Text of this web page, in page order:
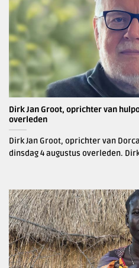
Dirk Jan Groot, oprichter van
overleden
Dirk Jan Groot, oprichter van
dinsdag 4 augustus overleden.